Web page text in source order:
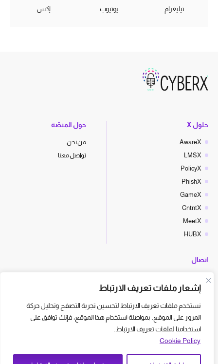
إشعار ملفات تعريف الارتباط
نستخدم ملفات تعريف الارتباط لتحسين تجربة التصفح وتحليل حركة
المرور على الموقع. بمواصلة استخدام هذا الموقع، فإنك توافق على
استخدامنا لملفات تعريف الارتباط.
Cookie Policy
تيليغرام يوتيوب إكس
حلول X
AwareX
LMSX
PolicyX
PhishX
GameX
CntntX
MeetX
HUBX
حول المنصّة
من نحن
تواصل معنا
اتصال
hello@cyberx.world